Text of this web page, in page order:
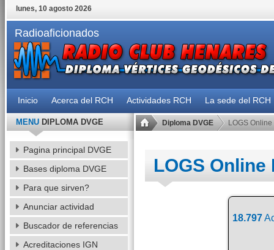
lunes, 10 agosto 2026
Radioaficionados
Inicio Acerca del RCH Actividades RCH La sede del RCH
Diploma DVGE LOGS Online
LOGS Online
18.797
MENUDIPLOMA DVGE
Pagina principal DVGE
Bases diploma DVGE
Para que sirven?
Anunciar actividad
Buscador de referencias
Acreditaciones IGN